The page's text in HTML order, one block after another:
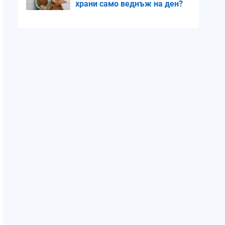
храни само веднъж на ден?